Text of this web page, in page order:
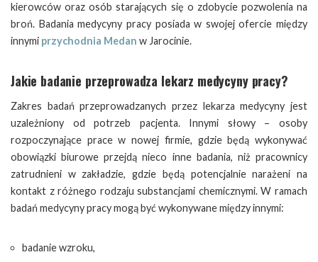
kierowców oraz osób starających się o zdobycie pozwolenia na
broń. Badania medycyny pracy posiada w swojej ofercie między
innymi przychodnia Medan w Jarocinie.
Jakie badanie przeprowadza lekarz medycyny pracy?
Zakres badań przeprowadzanych przez lekarza medycyny jest
uzależniony od potrzeb pacjenta. Innymi słowy – osoby
rozpoczynające prace w nowej firmie, gdzie będą wykonywać
obowiązki biurowe przejdą nieco inne badania, niż pracownicy
zatrudnieni w zakładzie, gdzie będą potencjalnie narażeni na
kontakt z różnego rodzaju substancjami chemicznymi. W ramach
badań medycyny pracy mogą być wykonywane między innymi:
badanie wzroku,